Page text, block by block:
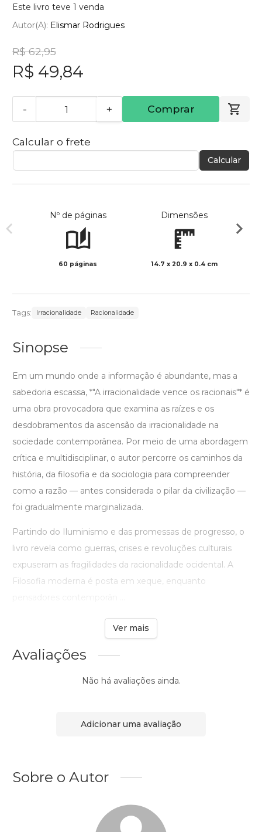
Este livro teve 1 venda
Autor(a): Elismar Rodrigues
R$ 62,95
R$ 49,84
- + Comprar
Calcular o frete
Calcular
Nº de páginas
60 páginas
Dimensões
14.7 x 20.9 x 0.4 cm
Tags: Irracionalidade Racionalidade
Sinopse
Em um mundo onde a informação é abundante, mas a
sabedoria escassa, *"A irracionalidade vence os racionais"* é
uma obra provocadora que examina as raízes e os
desdobramentos da ascensão da irracionalidade na
sociedade contemporânea. Por meio de uma abordagem
crítica e multidisciplinar, o autor percorre os caminhos da
história, da filosofia e da sociologia para compreender
como a razão — antes considerada o pilar da civilização —
foi gradualmente marginalizada.
Partindo do Iluminismo e das promessas de progresso, o
livro revela como guerras, crises e revoluções culturais
expuseram as fragilidades da racionalidade ocidental. A
Filosofia moderna é posta em xeque, enquanto
Ver mais
Avaliações
Não há avaliações ainda.
Adicionar uma avaliação
Sobre o Autor